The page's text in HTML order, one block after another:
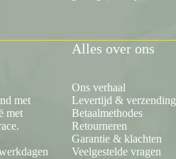
met
met
Alles over ons
Ons verhaal
Levertijd & verzending
Betaalmethodes
Retourneren
Garantie & klachten
Veelgestelde vragen